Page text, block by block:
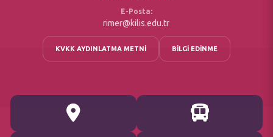
E-Posta:
rimer@kilis.edu.tr
KVKK AYDINLATMA METNİ BİLGİ EDİNME